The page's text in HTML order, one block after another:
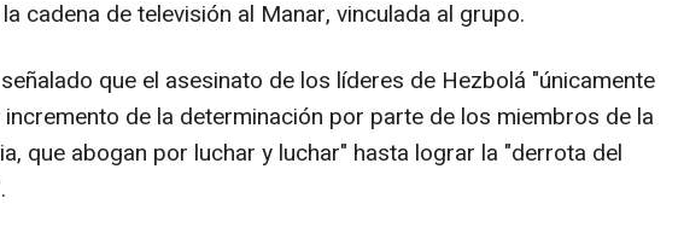
cadena de televisión al Manar, vinculada al grupo.
que el asesinato de los líderes de Hezbolá "únicamente
incremento de la determinación por parte de los miembros de la
que abogan por luchar y luchar" hasta lograr la "derrota del